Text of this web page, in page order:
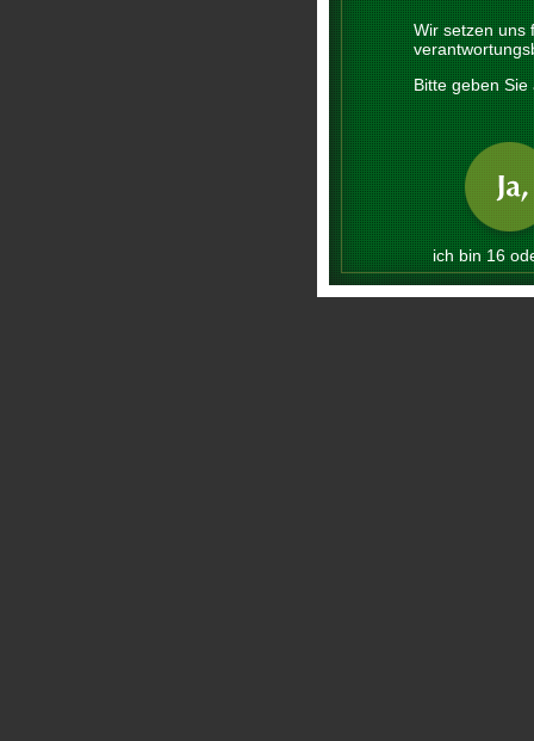
Wir setzen uns
Bitte geben
ich bin 16